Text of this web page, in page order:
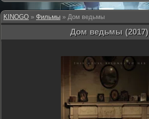
KINOGO » Фильмы » Дом ведьмы
Дом ведьмы (2017)